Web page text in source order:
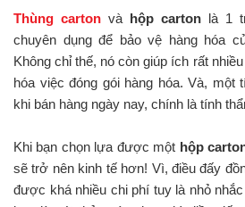
Thùng carton và hộp carton là 1
chuyên dụng để bảo vệ hàng hóa
Không chỉ thế, nó còn giúp ích rất
hóa việc đóng gói hàng hóa. Và, một
khi bán hàng ngày nay, chính là tính
Khi bạn chọn lựa được một hộp
sẽ trở nên kinh tế hơn! Vì, điều đấy
được khá nhiều chi phí tuy là nhỏ